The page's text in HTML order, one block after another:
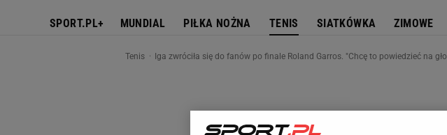
SPORT.PL+ MUNDIAL PIŁKA NOŻNA TENIS SIATKÓWKA ZIMOWE
Tenis Iga zwróciła się do fanów po finale Roland Garros. "Chcę to powiedzieć na